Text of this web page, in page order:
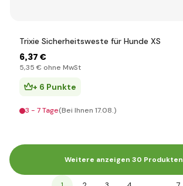
Trixie Sicherheitsweste für Hunde XS
6,37 €
5,35 € ohne MwSt
+ 6 Punkte
3 - 7 Tage(Bei Ihnen 17.08.)
Weitere anzeigen 30 Produkten